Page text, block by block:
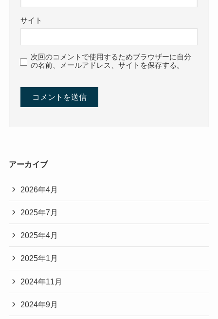
サイト
次回のコメントで使用するためブラウザーに自分
の名前、メールアドレス、サイトを保存する。
アーカイブ
2026年4月
2025年7月
2025年4月
2025年1月
2024年11月
2024年9月